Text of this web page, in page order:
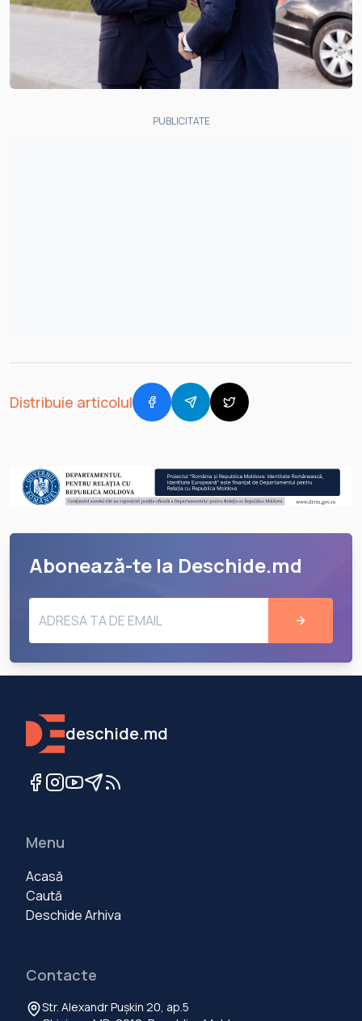
PUBLICITATE
Distribuie articolul
Abonează-te la Deschide.md
deschide.md
Menu
Acasă
Caută
Deschide Arhiva
Contacte
Str. Alexandr Pușkin 20, ap.5